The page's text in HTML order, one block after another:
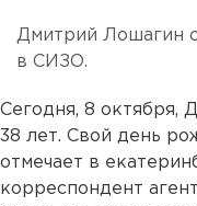
Дмитрий Лошагин
в СИЗО.
Сегодня, 8 октября,
38 лет. Свой день
отмечает в
корреспондент